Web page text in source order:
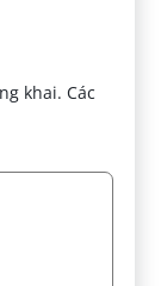
khai. Các